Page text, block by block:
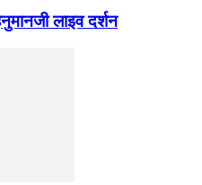
लाइव दर्शन